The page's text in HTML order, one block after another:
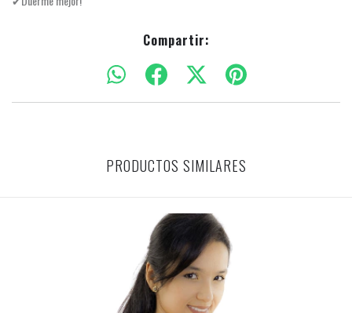
Compartir:
PRODUCTOS SIMILARES